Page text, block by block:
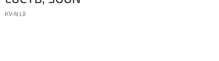
KV-N L8